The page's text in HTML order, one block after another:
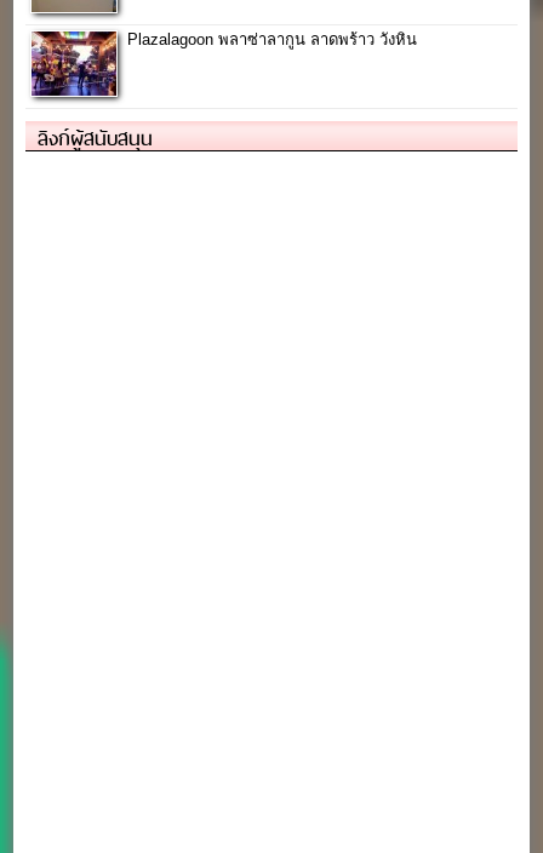
Plazalagoon พลาซ่าลากูน ลาดพร้าว วังหิน
ลิงก์ผู้สนับสนุน